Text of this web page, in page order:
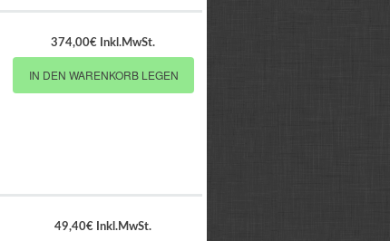
374,00€ Inkl.MwSt.
IN DEN WARENKORB LEGEN
49,40€ Inkl.MwSt.